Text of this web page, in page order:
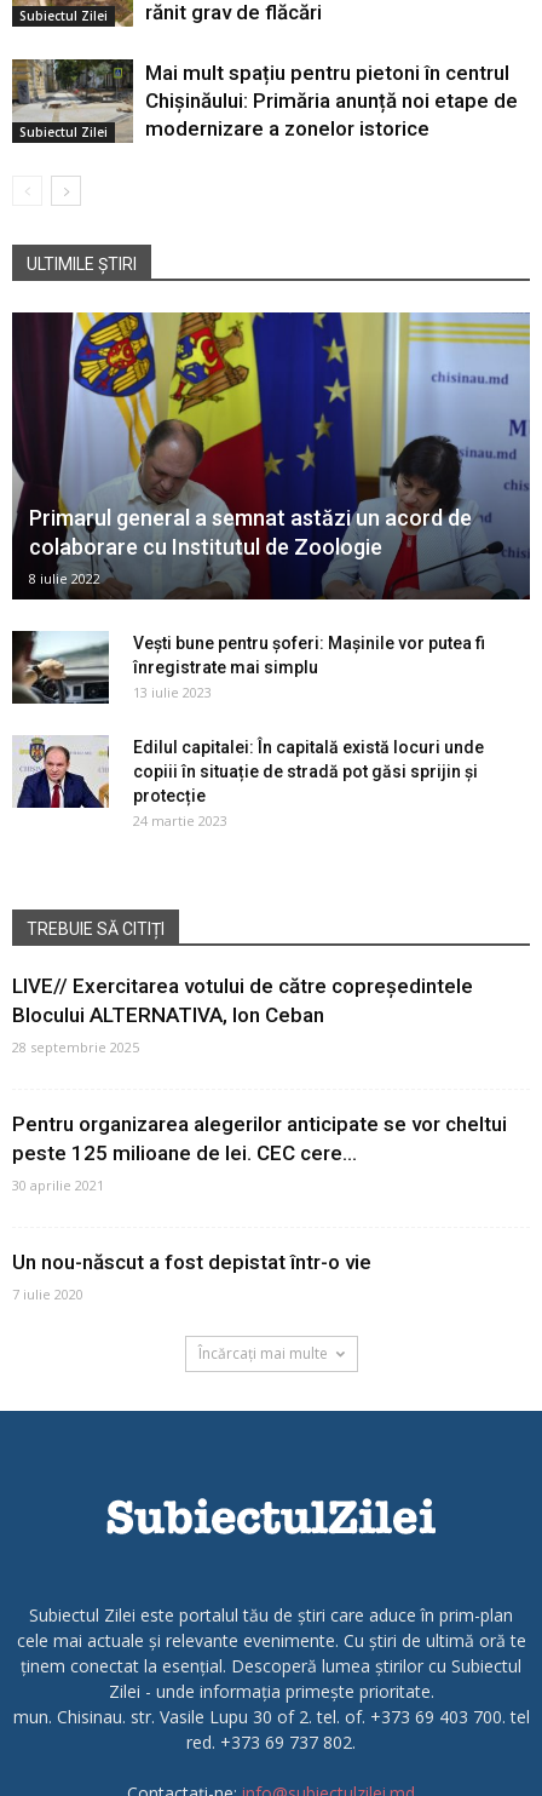
Subiectul Zilei rănit grav de flăcări
Subiectul Zilei
Mai mult spațiu pentru pietoni în centrul
Chișinăului: Primăria anunță noi etape de
modernizare a zonelor istorice
ULTIMILE ȘTIRI
Primarul general a semnat astăzi un acord de
colaborare cu Institutul de Zoologie
8 iulie 2022
Vești bune pentru șoferi: Mașinile vor putea fi
înregistrate mai simplu
13 iulie 2023
Edilul capitalei: În capitală există locuri unde
copiii în situație de stradă pot găsi sprijin și
protecție
24 martie 2023
TREBUIE SĂ CITIȚI
LIVE// Exercitarea votului de către copreședintele
Blocului ALTERNATIVA, Ion Ceban
28 septembrie 2025
Pentru organizarea alegerilor anticipate se vor cheltui
peste 125 milioane de lei. CEC cere...
30 aprilie 2021
Un nou-născut a fost depistat într-o vie
7 iulie 2020
Încărcați mai multe
Subiectul Zilei este portalul tău de știri care aduce în prim-plan
cele mai actuale și relevante evenimente. Cu știri de ultimă oră te
ținem conectat la esențial. Descoperă lumea știrilor cu Subiectul
Zilei - unde informația primește prioritate.
mun. Chisinau. str. Vasile Lupu 30 of 2. tel. of. +373 69 403 700. tel
red. +373 69 737 802.